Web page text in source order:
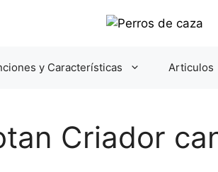
y Características Articulos
Criador